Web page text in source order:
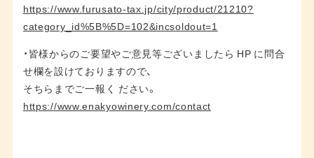
https://www.furusato-tax.jp/city/product/21210?
category_id%5B%5D=102&incsoldout=1
・皆様からのご要望やご意見等ございましたら HP に問合
せ欄を設けておりますので、
そちらまでご一報く ださい。
https://www.enakyowinery.com/contact